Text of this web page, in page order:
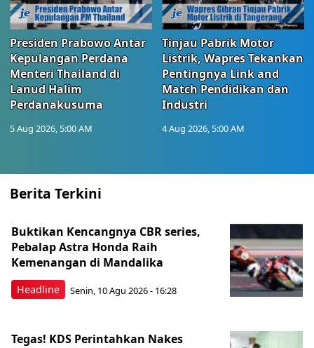
Presiden Prabowo Antar
Kepulangan Perdana
Menteri Thailand di
Lanud Halim
Perdanakusuma
5 Aug 2026, 5:00 AM
Tinjau Pabrik Motor
Listrik, Wapres Tekankan
Pentingnya Link and
Match Pendidikan dan
Industri
4 Aug 2026, 5:00 AM
Berita Terkini
Headline
Buktikan Kencangnya CBR series,
Pebalap Astra Honda Raih
Kemenangan di Mandalika
Senin, 10 Agu 2026 - 16:28
Tegas! KDS Perintahkan Nakes